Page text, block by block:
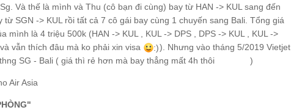
Và thế là mình và Thu (cô bạn đi cùng) bay từ HAN -> KUL sang đến
SGN -> KUL rồi tất cả 7 cô gái bay cùng 1 chuyến sang Bali. Tổng giá
mình là 4 triệu 500k (HAN -> KUL , KUL -> DPS , DPS -> KUL , KUL ->
vẫn thích đâu mà ko phải xin visa
:)). Nhưng vào tháng 5/2019 Vietjet
SG - Bali ( giá thì rẻ hơn mà bay thẳng mất 4h thôi
)